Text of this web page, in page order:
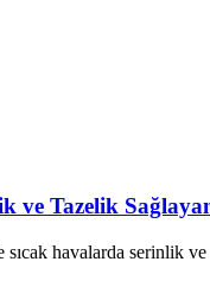
ve Tazelik
havalarda serinlik